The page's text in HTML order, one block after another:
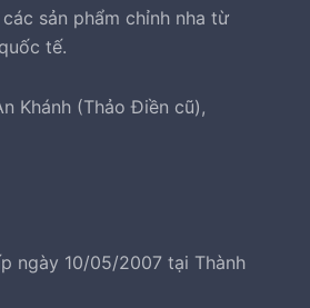
sản phẩm chỉnh nha từ
tế.
Khánh (Thảo Điền cũ),
ngày 10/05/2007 tại Thành